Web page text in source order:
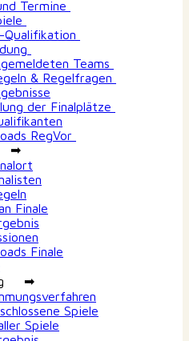
Termine
Qualifikation
Teams
& Regelfragen
der Finalplätze
RegVor
➡
Finale
Finale
➡
Spiele
Spiele